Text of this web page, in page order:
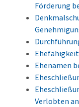
Förderung
Ehenamen
Verlobten